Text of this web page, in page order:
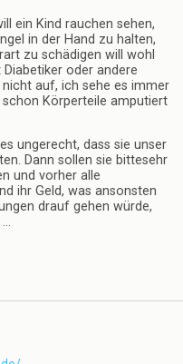
Mensch der